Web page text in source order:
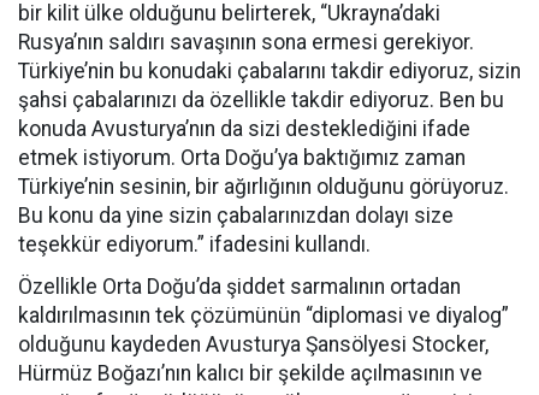
bir kilit ülke olduğunu belirterek, “Ukrayna’daki
Rusya’nın saldırı savaşının sona ermesi gerekiyor.
Türkiye’nin bu konudaki çabalarını takdir ediyoruz, sizin
şahsi çabalarınızı da özellikle takdir ediyoruz. Ben bu
konuda Avusturya’nın da sizi desteklediğini ifade
etmek istiyorum. Orta Doğu’ya baktığımız zaman
Türkiye’nin sesinin, bir ağırlığının olduğunu görüyoruz.
Bu konu da yine sizin çabalarınızdan dolayı size
teşekkür ediyorum.” ifadesini kullandı.
Özellikle Orta Doğu’da şiddet sarmalının ortadan
kaldırılmasının tek çözümünün “diplomasi ve diyalog”
olduğunu kaydeden Avusturya Şansölyesi Stocker,
Hürmüz Boğazı’nın kalıcı bir şekilde açılmasının ve